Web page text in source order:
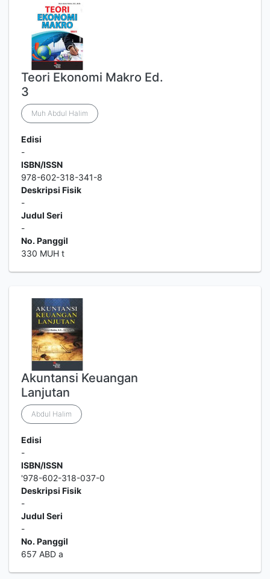
Teori Ekonomi Makro Ed.
3
Muh Abdul Halim
Edisi
-
ISBN/ISSN
978-602-318-341-8
Deskripsi Fisik
-
Judul Seri
-
No. Panggil
330 MUH t
Akuntansi Keuangan
Lanjutan
Abdul Halim
Edisi
-
ISBN/ISSN
'978-602-318-037-0
Deskripsi Fisik
-
Judul Seri
-
No. Panggil
657 ABD a